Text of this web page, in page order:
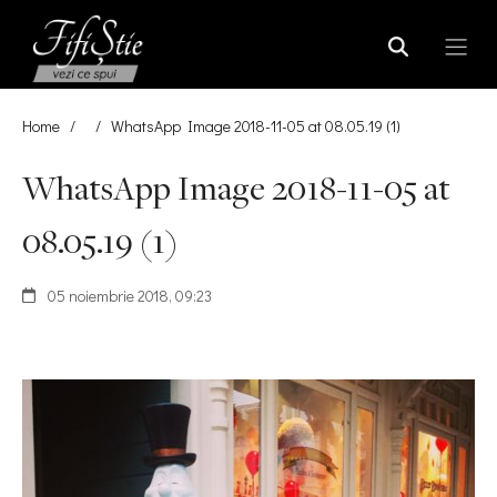
Home / / WhatsApp Image 2018-11-05 at 08.05.19 (1)
WhatsApp Image 2018-11-05 at
08.05.19 (1)
05 noiembrie 2018, 09:23